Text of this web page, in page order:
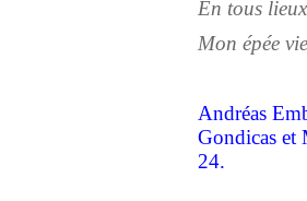
En tous
Mon épée
Andréas
Gondicas et
24.